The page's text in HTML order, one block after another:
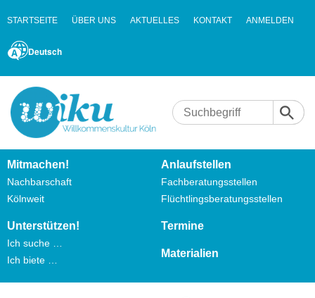
STARTSEITE ÜBER UNS AKTUELLES KONTAKT ANMELDEN
Deutsch
Mitmachen!
Nachbarschaft
Kölnweit
Anlaufstellen
Fachberatungsstellen
Flüchtlingsberatungsstellen
Unterstützen!
Ich suche …
Ich biete …
Termine
Materialien